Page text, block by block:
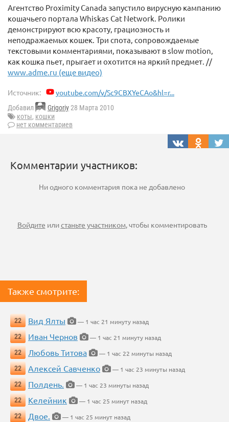
Агентство Proximity Canada запустило вирусную кампанию
кошачьего портала Whiskas Cat Network. Ролики
демонстрируют всю красоту, грациозность и
неподражаемых кошек. Три спота, сопровождаемые
текстовыми комментариями, показывают в slow motion,
как кошка пьет, прыгает и охотится на яркий предмет. //
www.adme.ru (еще видео)
Источник: youtube.com/v/Sc9CBXYeCAo&hl=r...
Добавил Grigoriy28 Марта 2010
коты, кошки
нет комментариев
Комментарии участников:
Ни одного комментария пока не добавлено
Войдите илистаньте участником, чтобы комментировать
Также смотрите:
22 Вид Ялты
— 1 час 21 минуту назад
22
Иван Чернов
— 1 час 21 минуту назад
22
Любовь Титова
— 1 час 22 минуты назад
22
Алексей Савченко
— 1 час 23 минуты назад
22
Полдень.
— 1 час 23 минуты назад
22
Келейник
— 1 час 25 минут назад
22
Двое.
— 1 час 25 минут назад